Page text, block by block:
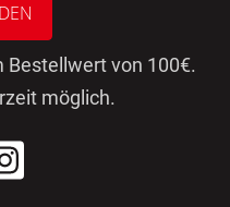
von 100€.
möglich.